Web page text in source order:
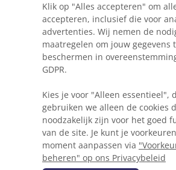
5 dingen die je moet weten
website gaat beginnen
Waarom Wordpress niet altijd
is voor je project
Heb ik een herontwerp of
website nodig?
Hoe mobielvriendelijk is jouw
Klik op "Alles accepteren" om
accepteren, inclusief die voor
advertenties. Wij nemen de
maatregelen om jouw gegevens
beschermen in
GDPR.
Kies je voor "Alleen essentieel",
gebruiken we alleen de cookies
noodzakelijk zijn voor het goed
van de site. Je kunt je
moment aanpassen via
beheren" op ons Privacybeleid